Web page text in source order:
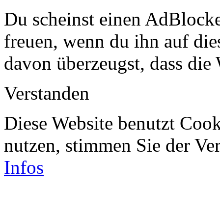
Du scheinst einen
freuen, wenn du ihn auf
davon überzeugst, dass
Verstanden
Diese Website benutzt
nutzen, stimmen Sie der
Infos